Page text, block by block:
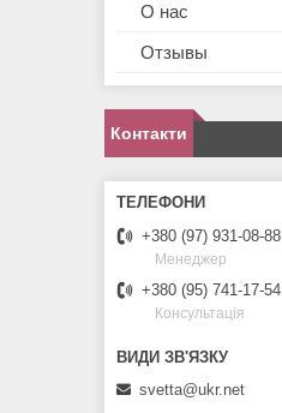
О нас
Отзывы
Контакти
+380 (97) 931-08-88
Менеджер
+380 (95) 741-17-54
Консультація
svetta@ukr.net